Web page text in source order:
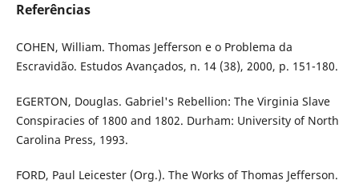
Referências
COHEN, William. Thomas Jefferson e o Problema da
Escravidão. Estudos Avançados, n. 14 (38), 2000, p. 151-180.
EGERTON, Douglas. Gabriel's Rebellion: The Virginia Slave
Conspiracies of 1800 and 1802. Durham: University of North
Carolina Press, 1993.
FORD, Paul Leicester (Org.). The Works of Thomas Jefferson.